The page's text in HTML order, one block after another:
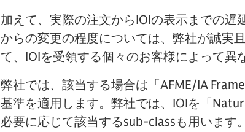
加えて、実際の注文からIOIの表示までの
からの変更の程度については、弊社が誠実
て、IOIを受領する個々のお客様によって異
弊社では、該当する場合は「AFME/IA
基準を適用します。弊社では、IOIを「
必要に応じて該当するsub-classも用います